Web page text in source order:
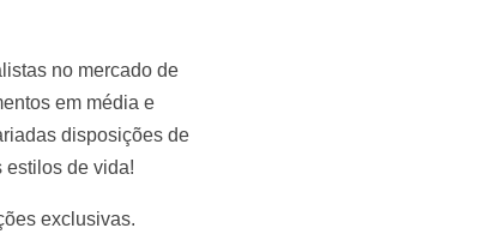
no mercado de
em média e
disposições de
estilos de vida!
exclusivas.